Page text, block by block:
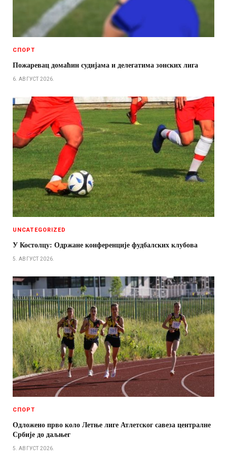
СПОРТ
Пожаревац домаћин судијама и делегатима зонских лига
6. АВГУСТ 2026.
UNCATEGORIZED
У Костолцу: Одржане конференције фудбалских клубова
5. АВГУСТ 2026.
СПОРТ
Одложено прво коло Летње лиге Атлетског савеза централне
Србије до даљњег
5. АВГУСТ 2026.